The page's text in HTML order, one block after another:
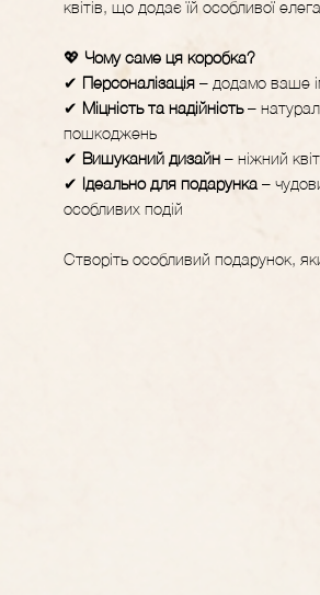
квітів, що додає їй особливої
💖 Чому саме ця коробка?
✔ Персоналізація – додамо ваше
✔ Міцність та надійність–
пошкоджень
✔ Вишуканий дизайн – ніжний
✔ Ідеально для подарунка –
особливих подій
Створіть особливий подарунок,